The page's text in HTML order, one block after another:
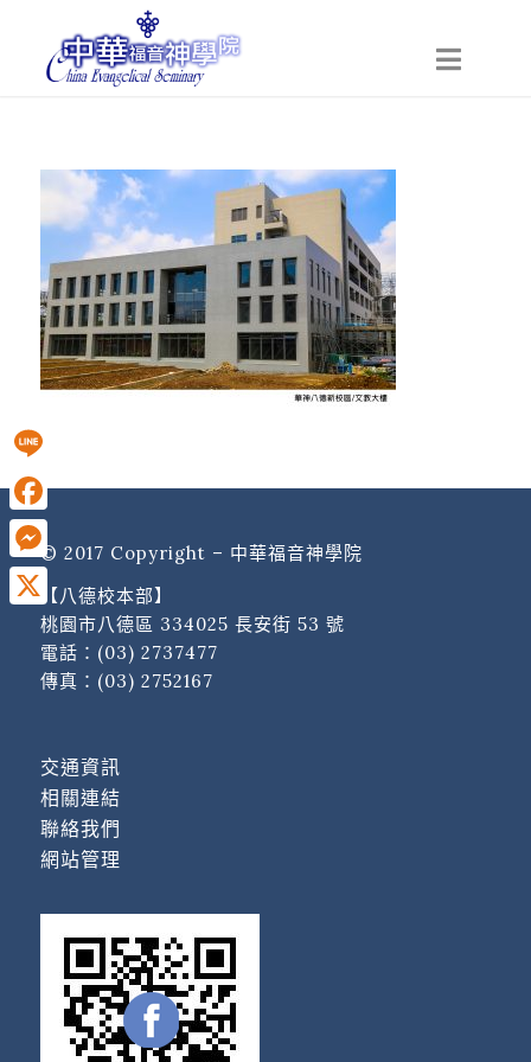
© 2017 Copyright – 中華福音神學院
【八德校本部】
桃園市八德區 334025 長安街 53 號
電話： (03) 2737477
傳真：(03) 2752167
交通資訊
相關連結
聯絡我們
網站管理
Line
Facebook
Messenger